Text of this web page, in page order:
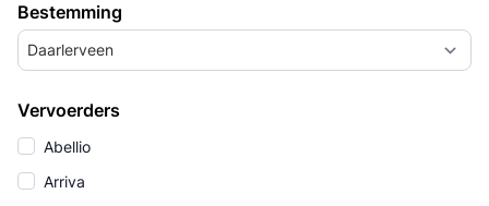
Bestemming
Daarlerveen
Vervoerders
Abellio
Arriva